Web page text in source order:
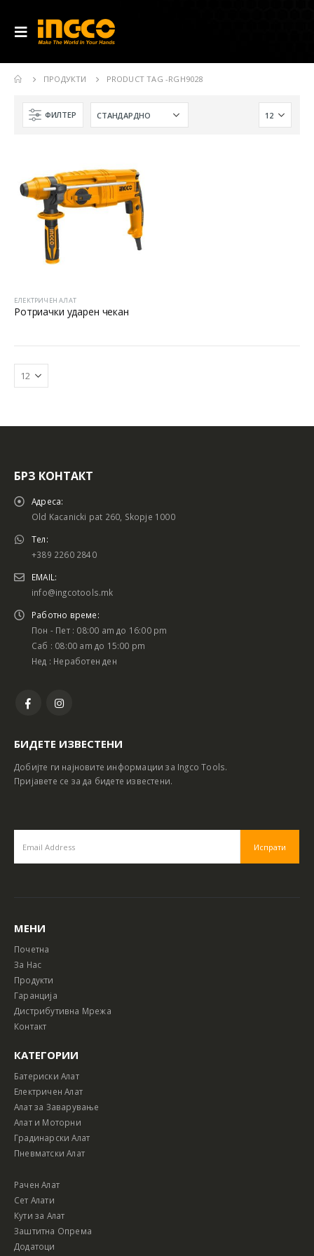
ПРОДУКТИ PRODUCT TAG -RGH9028
ФИЛТЕР
ЕЛЕКТРИЧЕН АЛАТ
Ротриачки ударен чекан
БРЗ КОНТАКТ
Адреса:
Old Kacanicki pat 260, Skopje 1000
Тел:
+389 2260 2840
EMAIL:
info@ingcotools.mk
Работно време:
Пон - Пет : 08:00 am до 16:00 pm
Саб : 08:00 am до 15:00 pm
Нед : Неработен ден
БИДЕТЕ ИЗВЕСТЕНИ
Добијте ги најновите информации за Ingco Tools.
Пријавете се за да бидете известени.
МЕНИ
Почетна
За Нас
Продукти
Гаранција
Дистрибутивна Мрежа
Контакт
КАТЕГОРИИ
Батериски Алат
Електричен Алат
Алат за Заварување
Алат и Моторни
Градинарски Алат
Пневматски Алат
Рачен Алат
Сет Алати
Кути за Алат
Заштитна Опрема
Додатоци